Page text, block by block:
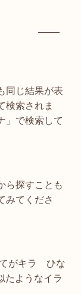
同じ結果が表
検索されま
」で検索して
ら探すことも
みてくださ
てがキラ ひな
たようなイラ